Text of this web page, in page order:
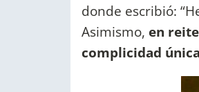
donde escribió:
Asimismo, en
complicidad